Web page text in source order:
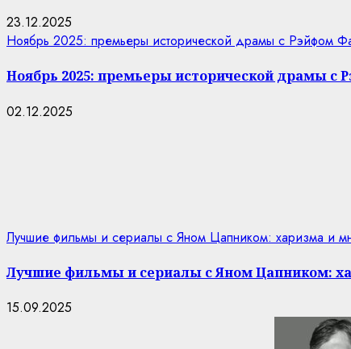
23.12.2025
Ноябрь 2025: премьеры исторической драмы с Рэйфом
Ноябрь 2025: премьеры исторической драмы
02.12.2025
Лучшие фильмы и сериалы с Яном Цапником: харизма и
Лучшие фильмы и сериалы с Яном Цапником:
15.09.2025